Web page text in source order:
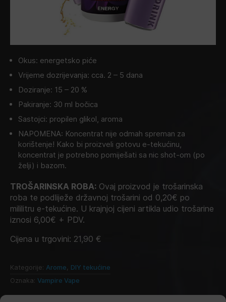
Okus: energetsko piće
Vrijeme dozrijevanja: cca. 2 – 5 dana
Doziranje: 15 – 20 %
Pakiranje: 30 ml bočica
Sastojci: propilen glikol, aroma
NAPOMENA: Koncentrat nije odmah spreman za
korištenje! Kako bi proizveli gotovu e-tekućinu,
koncentrat je potrebno pomiješati sa nic shot-om (po
želji) i bazom.
TROŠARINSKA ROBA: Ovaj proizvod je trošarinska
roba te podliježe državnoj trošarini od 0,20€ po
mililitru e-tekućine. U krajnjoj cijeni artikla udio trošarine
iznosi 6,00€ + PDV.
Cijena u trgovini: 21,90 €
Kategorije: Arome DIY tekućine
Oznaka: Vampire Vape